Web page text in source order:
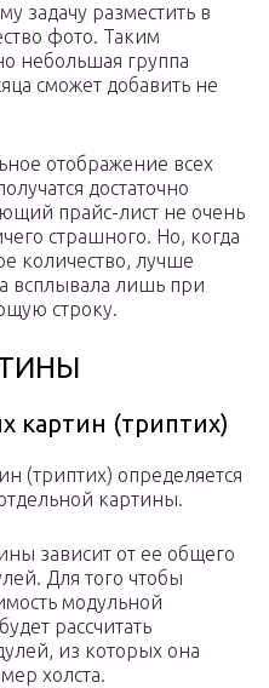
задачу разместить в
фото. Таким
небольшая группа
сможет добавить не
отображение всех
достаточно
прайс-лист не очень
страшного. Но, когда
количество, лучше
всплывала лишь при
строку.
картин (триптих)
(триптих) определяется
картины.
зависит от ее общего
Для того чтобы
модульной
рассчитать
из которых она
холста.